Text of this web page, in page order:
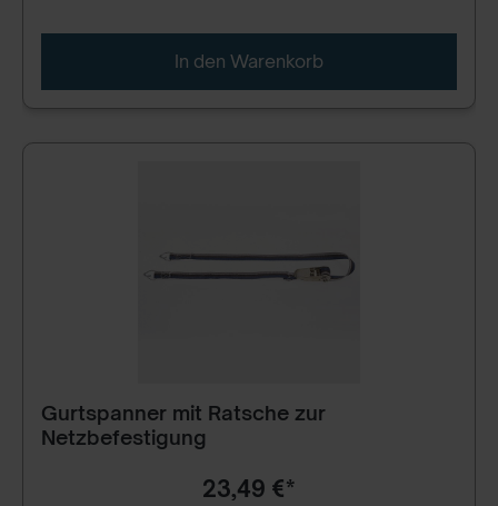
In den Warenkorb
Gurtspanner mit Ratsche zur
Netzbefestigung
23,49 €*